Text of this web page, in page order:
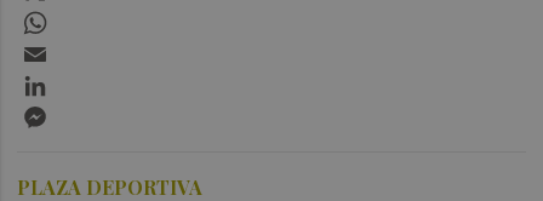
PLAZA DEPORTIVA